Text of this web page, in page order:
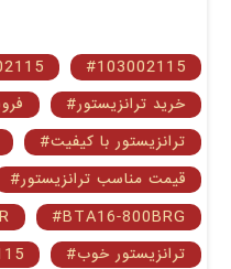
#103002115
#خرید ترانزیستور
#ترانزیستور با کیفیت
#قیمت مناسب ترانزیستور
#BTA16-800BRG
#ترانزیستور خوب